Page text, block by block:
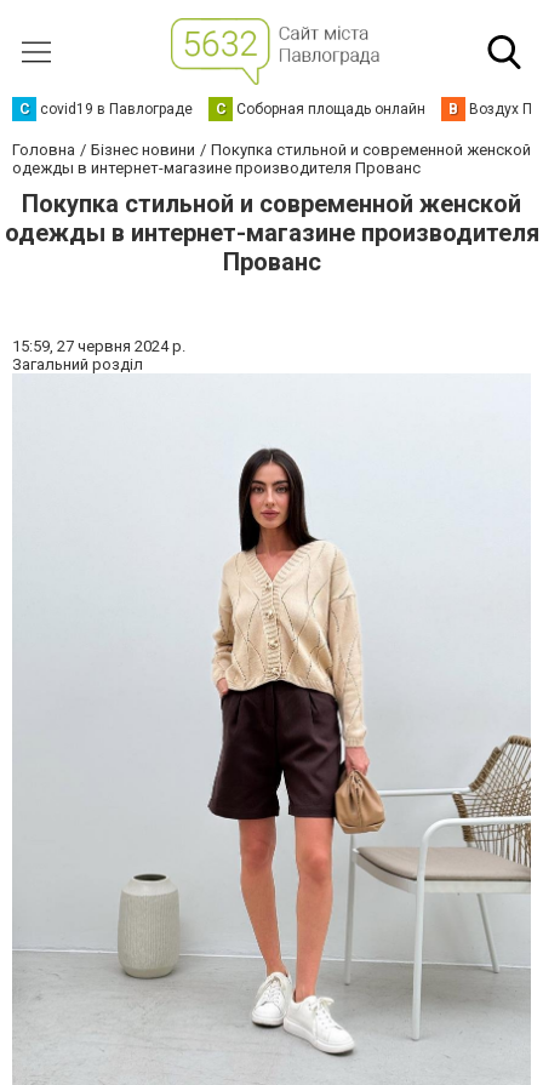
C covid19 в Павлограде С Соборная площадь онлайн В Воздух
Головна Бізнес новини
Покупка стильной и современной женской
одежды в интернет-магазине производителя Прованс
Покупка стильной и современной женской
одежды в интернет-магазине производителя
Прованс
15:59, 27 червня 2024 р.
Загальний розділ